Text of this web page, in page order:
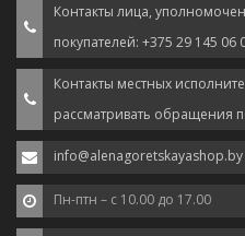
Контакты лица,
покупателей: +375 29 145 06
Контакты местных
рассматривать обращения
info@alenagoretskayashop.by
Пн-птн – с 10.00 до 17.00